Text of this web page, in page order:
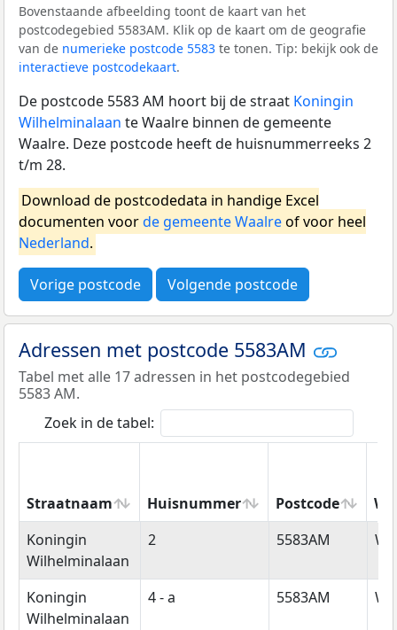
Bovenstaande afbeelding toont de kaart van het
postcodegebied 5583AM. Klik op de kaart om de geografie
van de numerieke postcode 5583 te tonen. Tip: bekijk ook de
interactieve postcodekaart.
De postcode 5583 AM hoort bij de straat Koningin
Wilhelminalaan te Waalre binnen de gemeente
Waalre. Deze postcode heeft de huisnummerreeks 2
t/m 28.
Download de postcodedata in handige Excel
documenten voorde gemeente Waalreof voor heel
Nederland.
Vorige postcode Volgende postcode
Adressen met postcode 5583AM
Tabel met alle 17 adressen in het postcodegebied
5583 AM.
Zoek in de tabel:
Straatnaam Huisnummer Postcode
Straatnaam
Huisnummer Postcode
Koningin
Wilhelminalaan
2 5583AM
Koningin
Wilhelminalaan
4 - a 5583AM